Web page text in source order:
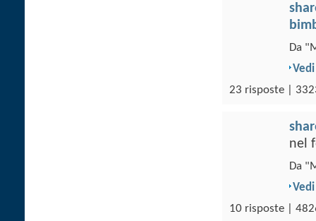
Da
23 risposte |
nel
Da
10 risposte |